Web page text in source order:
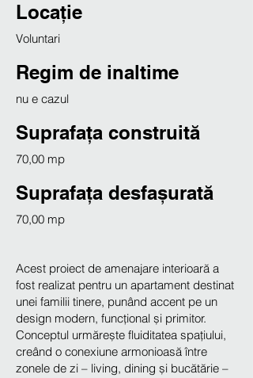
Locație
Voluntari
Regim de inaltime
nu e cazul
Suprafața construită
70,00 mp
Suprafața desfașurată
70,00 mp
Acest proiect de amenajare interioară a
fost realizat pentru un apartament destinat
unei familii tinere, punând accent pe un
design modern, funcțional și primitor.
Conceptul urmărește fluiditatea spațiului,
creând o conexiune armonioasă între
zonele de zi – living, dining și bucătărie –